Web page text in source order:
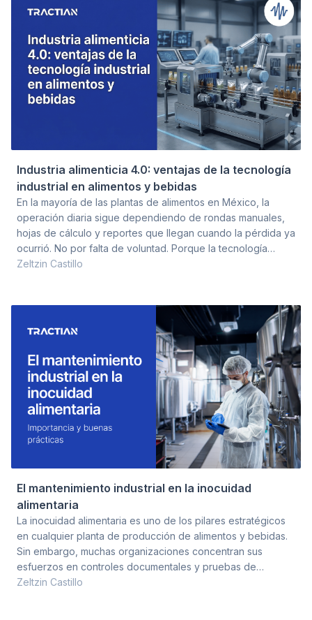
Esta guía aborda cómo la tecnología industrial (monitoreo
Industria alimenticia 4.0: ventajas de la tecnología
industrial en alimentos y bebidas
En la mayoría de las plantas de alimentos en México, la
operación diaria sigue dependiendo de rondas manuales,
hojas de cálculo y reportes que llegan cuando la pérdida ya
ocurrió. No por falta de voluntad. Porque la tecnología
industrial se ha presentado como una transformación total
artículo compara, punto por punto, cómo funciona una
planta de alimentos con operación tradicional y cómo func
Zeltzin Castillo
El mantenimiento industrial en la inocuidad
alimentaria
La inocuidad alimentaria es uno de los pilares estratégicos
en cualquier planta de producción de alimentos y bebidas.
Sin embargo, muchas organizaciones concentran sus
esfuerzos en controles documentales y pruebas de
laboratorio, dejando en segundo plano la estabilidad
Zeltzin Castillo